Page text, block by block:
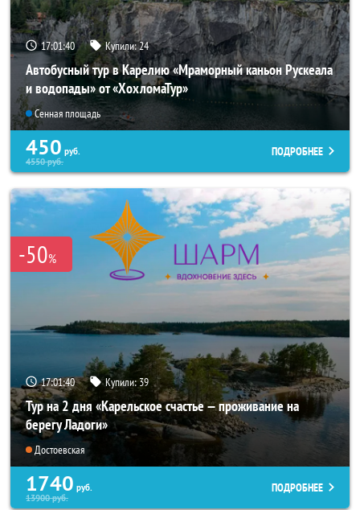
17:01:40 Купили:24
Автобусный тур в Карелию «Мраморный каньон Рускеала
и водопады» от «ХохломаТур»
Сенная площадь
450 руб.
4550руб.
ПОДРОБНЕЕ
-50%
17:01:40 Купили:39
Тур на 2 дня «Карельское счастье — проживание на
берегу Ладоги»
Достоевская
1740 руб.
13900руб.
ПОДРОБНЕЕ